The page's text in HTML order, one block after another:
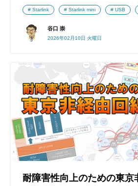
谷口 崇
2026年02月10日 火曜日
Starlink Starlink mini USB
耐障害性向上のための東京